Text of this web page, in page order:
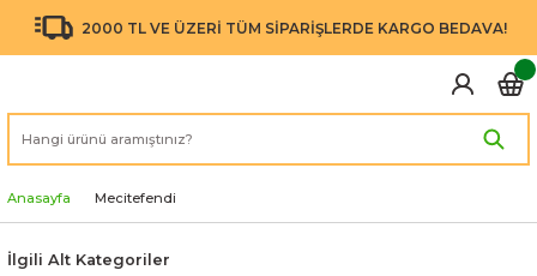
2000 TL VE ÜZERİ TÜM SİPARİŞLERDE KARGO BEDAVA!
Anasayfa Mecitefendi
İlgili Alt Kategoriler